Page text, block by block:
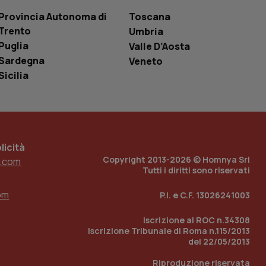
Autonoma di
Toscana
Umbria
Valle D’Aosta
Veneto
Copyright 2013-2026 © Homnya Srl
Tutti i diritti sono riservati
P.I. e C.F. 13026241003
Iscrizione al ROC n.34308
Iscrizione Tribunale di Roma n.115/2013
del 22/05/2013
Riproduzione riservata
un numero
in cui viene
sito, ma un
Analytics
per mantenere
incorporati
del sito web sta
di
traccia
incorporati
del sito web sta